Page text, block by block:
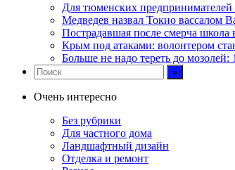
Для тюменских
Медведев назвал Токио вассалом
Пострадавшая после смерча школа
Крым под атаками: волонтером
Больше не надо тереть до мозолей:
Очень интересно
Без рубрики
Для частного дома
Ландшафтный дизайн
Отделка и ремонт